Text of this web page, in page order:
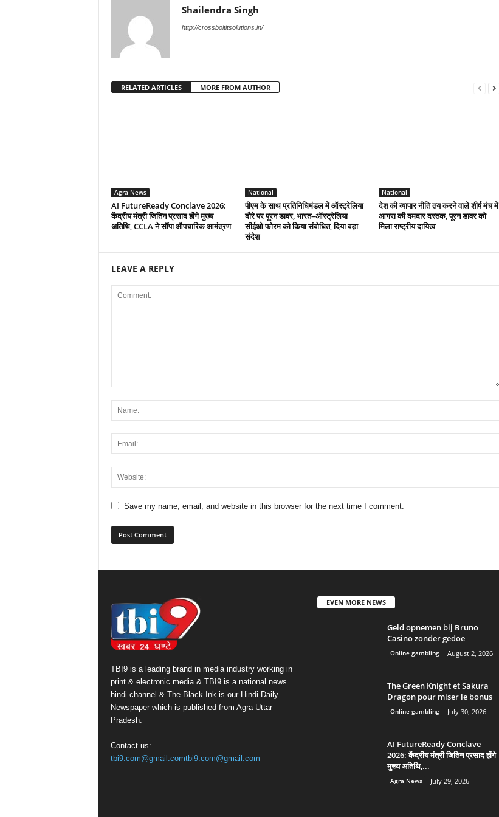
Shailendra Singh
http://crossboltitsolutions.in/
RELATED ARTICLES MORE FROM AUTHOR
Agra News
AI FutureReady Conclave 2026:
केंद्रीय मंत्री जितिन प्रसाद होंगे मुख्य
अतिथि, CCLA ने सौंपा औपचारिक आमंत्रण
National
पीएम के साथ प्रतिनिधिमंडल में ऑस्ट्रेलिया
दौरे पर पूरन डावर, भारत–ऑस्ट्रेलिया
सीईओ फोरम को किया संबोधित, दिया बड़ा
संदेश
National
देश की व्यापार नीति तय करने वाले शीर्ष मंच में
आगरा की दमदार दस्तक, पूरन डावर को
मिला राष्ट्रीय दायित्व
LEAVE A REPLY
Save my name, email, and website in this browser for the next time I comment.
TBI9 is a leading brand in media industry working in
print & electronic media & TBI9 is a national news
hindi channel & The Black Ink is our Hindi Daily
Newspaper which is published from Agra Uttar
Pradesh.
Contact us:
tbi9.com@gmail.comtbi9.com@gmail.com
EVEN MORE NEWS
Geld opnemen bij Bruno
Casino zonder gedoe
Online gambling August 2, 2026
The Green Knight et Sakura
Dragon pour miser le bonus
Online gambling July 30, 2026
AI FutureReady Conclave
2026: केंद्रीय मंत्री जितिन प्रसाद होंगे
मुख्य अतिथि,...
Agra News July 29, 2026